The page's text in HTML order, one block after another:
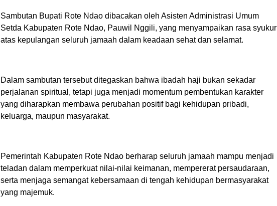
Sambutan Bupati Rote Ndao dibacakan oleh Asisten Administrasi Umum
Setda Kabupaten Rote Ndao, Pauwil Nggili, yang menyampaikan rasa syukur
atas kepulangan seluruh jamaah dalam keadaan sehat dan selamat.
Dalam sambutan tersebut ditegaskan bahwa ibadah haji bukan sekadar
perjalanan spiritual, tetapi juga menjadi momentum pembentukan karakter
yang diharapkan membawa perubahan positif bagi kehidupan pribadi,
keluarga, maupun masyarakat.
Pemerintah Kabupaten Rote Ndao berharap seluruh jamaah mampu menjadi
teladan dalam memperkuat nilai-nilai keimanan, mempererat persaudaraan,
serta menjaga semangat kebersamaan di tengah kehidupan bermasyarakat
yang majemuk.